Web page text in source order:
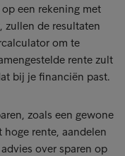
een rekening met
zullen de resultaten
om te
rente zult
bij je financiën past.
zoals een gewone
hoge rente, aandelen
over sparen op